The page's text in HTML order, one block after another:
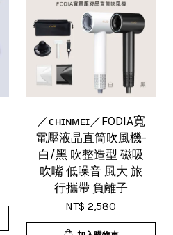
／ᴄʜɪɴᴍᴇɪ／FODIA寬
電壓液晶直筒吹風機-
白/黑 吹整造型 磁吸
吹嘴 低噪音 風大 旅
行攜帶 負離子
NT$ 2,580